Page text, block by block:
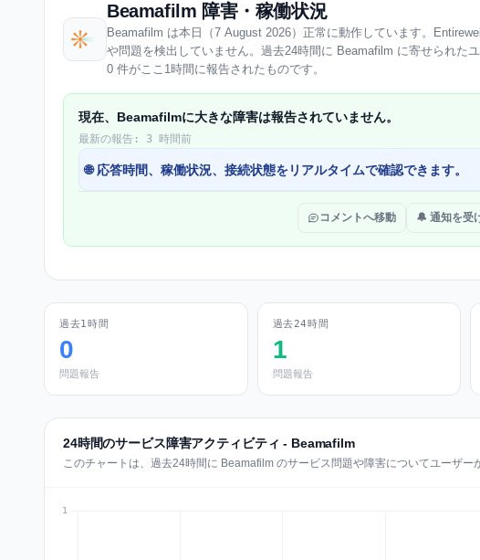
Beamafilm 障害・稼働状況
Beamafilm は本日（7 August 2026）正常に動作しています。
や問題を検出していません。過去24時間に Beamafilm に寄せられた
0 件がここ1時間に報告されたものです。
現在、Beamafilmに大きな障害は報告されていません。
最新の報告: 3 時間前
🌐 応答時間、稼働状況、接続状態をリアルタイムで確認できます。
コメントへ移動 🔔 通知を受
過去1時間
0
問題報告
過去24時間
1
問題報告
24時間のサービス障害アクティビティ - Beamafilm
このチャートは、過去24時間に Beamafilm のサービス問題や障害についてユーザー